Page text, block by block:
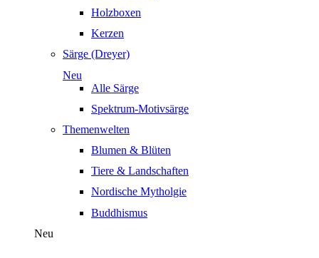
Holzboxen
Kerzen
Särge (Dreyer)
Neu
Alle Särge
Spektrum-Motivsärge
Themenwelten
Blumen & Blüten
Tiere & Landschaften
Nordische Mytholgie
Buddhismus
Neu